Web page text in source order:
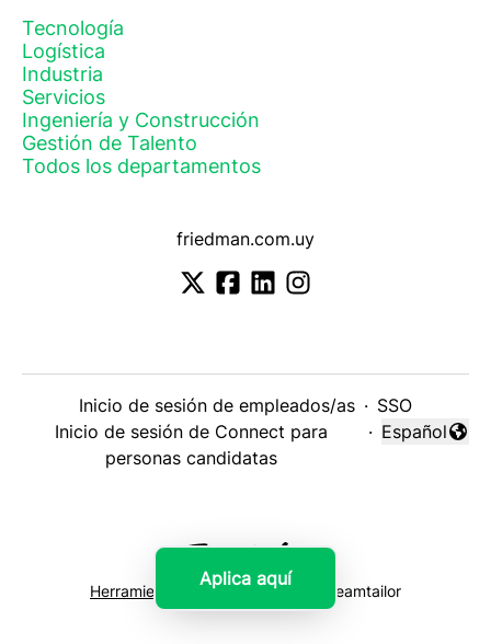
Aplica aquí
Tecnología
Logística
Industria
Servicios
Ingeniería y Construcción
Gestión de Talento
Todos los departamentos
friedman.com.uy
Inicio de sesión de empleados/as · SSO
Inicio de sesión de Connect para
personas candidatas
·
Cambiar
Español
Herramientas de seguimiento de Teamtailor